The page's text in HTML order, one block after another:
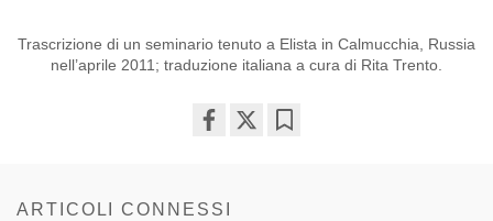
Trascrizione di un seminario tenuto a Elista in Calmucchia, Russia
nell’aprile 2011; traduzione italiana a cura di Rita Trento.
ARTICOLI CONNESSI